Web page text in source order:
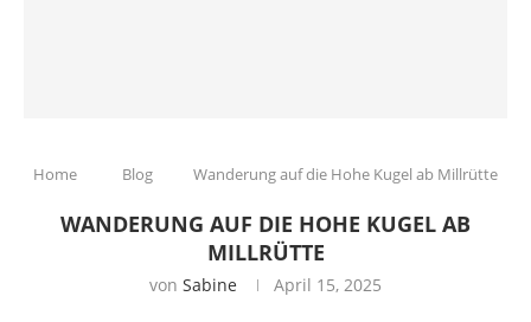
Home Blog Wanderung auf die Hohe Kugel ab Millrütte
WANDERUNG AUF DIE HOHE KUGEL AB
MILLRÜTTE
von Sabine April 15, 2025